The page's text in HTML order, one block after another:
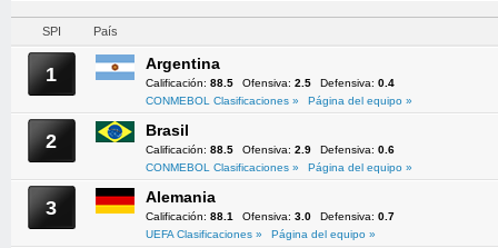
SPI País
1 Argentina
Calificación: 88.5 Ofensiva: 2.5 Defensiva: 0.4
CONMEBOL Clasificaciones »
Página del equipo »
2 Brasil
Calificación: 88.5 Ofensiva: 2.9 Defensiva: 0.6
CONMEBOL Clasificaciones »
Página del equipo »
3 Alemania
Calificación: 88.1 Ofensiva: 3.0 Defensiva: 0.7
UEFA Clasificaciones »
Página del equipo »